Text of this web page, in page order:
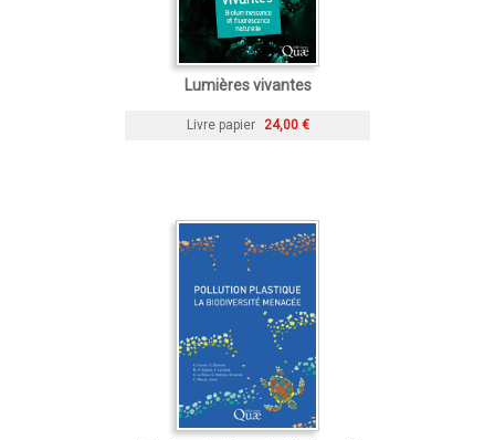
Lumières vivantes
Livre papier 24,00 €